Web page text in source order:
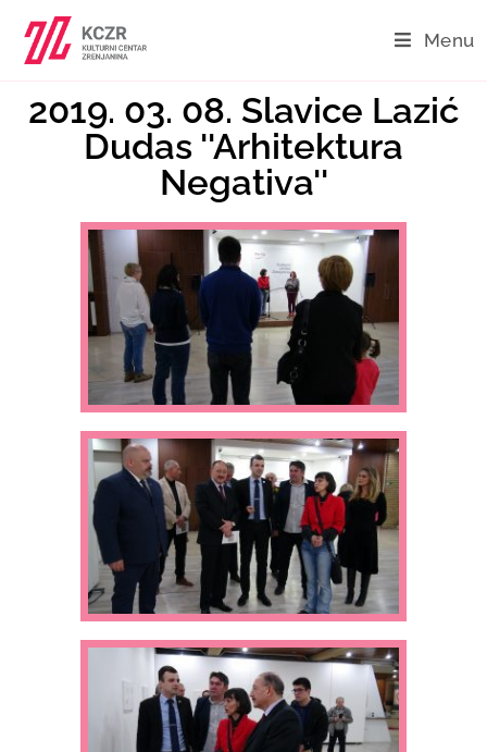
Menu
2019. 03. 08. Slavice Lazić
Dudas ''Arhitektura
Negativa''